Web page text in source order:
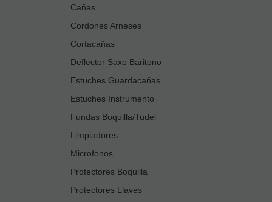
Cañas
Cordones Arneses
Cortacañas
Deflector Saxo Baritono
Estuches Guardacañas
Estuches Instrumento
Fundas Boquilla/Tudel
Limpiadores
Microfonos
Protectores Boquilla
Protectores Llaves